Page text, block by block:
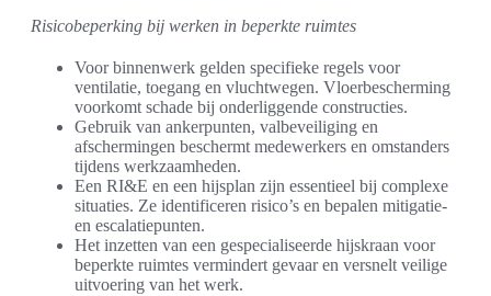
Risicobeperking bij werken in beperkte ruimtes
Voor binnenwerk gelden specifieke regels voor
ventilatie, toegang en vluchtwegen. Vloerbescherming
voorkomt schade bij onderliggende constructies.
Gebruik van ankerpunten, valbeveiliging en
afschermingen beschermt medewerkers en omstanders
tijdens werkzaamheden.
Een RI&E en een hijsplan zijn essentieel bij complexe
situaties. Ze identificeren risico’s en bepalen mitigatie-
en escalatiepunten.
Het inzetten van een gespecialiseerde hijskraan voor
beperkte ruimtes vermindert gevaar en versnelt veilige
uitvoering van het werk.